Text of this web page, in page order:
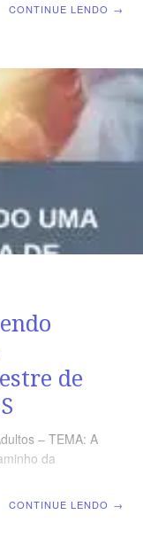
25.41)
real de dor,
alerta para nós
Segunda
CONTINUE LENDO →
de
– TEMA: A
da
CONTINUE LENDO →